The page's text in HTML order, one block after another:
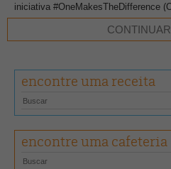
iniciativa #OneMakesTheDifference
significa “Cada um faz a diferença”.
de nós pode fazer a diferença para o
Navegando pela loja virtual da marca
detalhes da OMTD, os diferentes
(separados nas categorias café,
de Valor Sustentável (Sustainable
anualmente.
encontre uma receita
encontre uma cafeteria